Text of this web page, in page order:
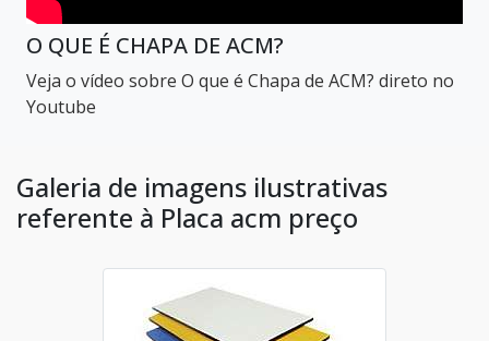
O QUE É CHAPA DE ACM?
Veja o vídeo sobre O que é Chapa de ACM? direto no
Youtube
Galeria de imagens ilustrativas
referente à Placa acm preço